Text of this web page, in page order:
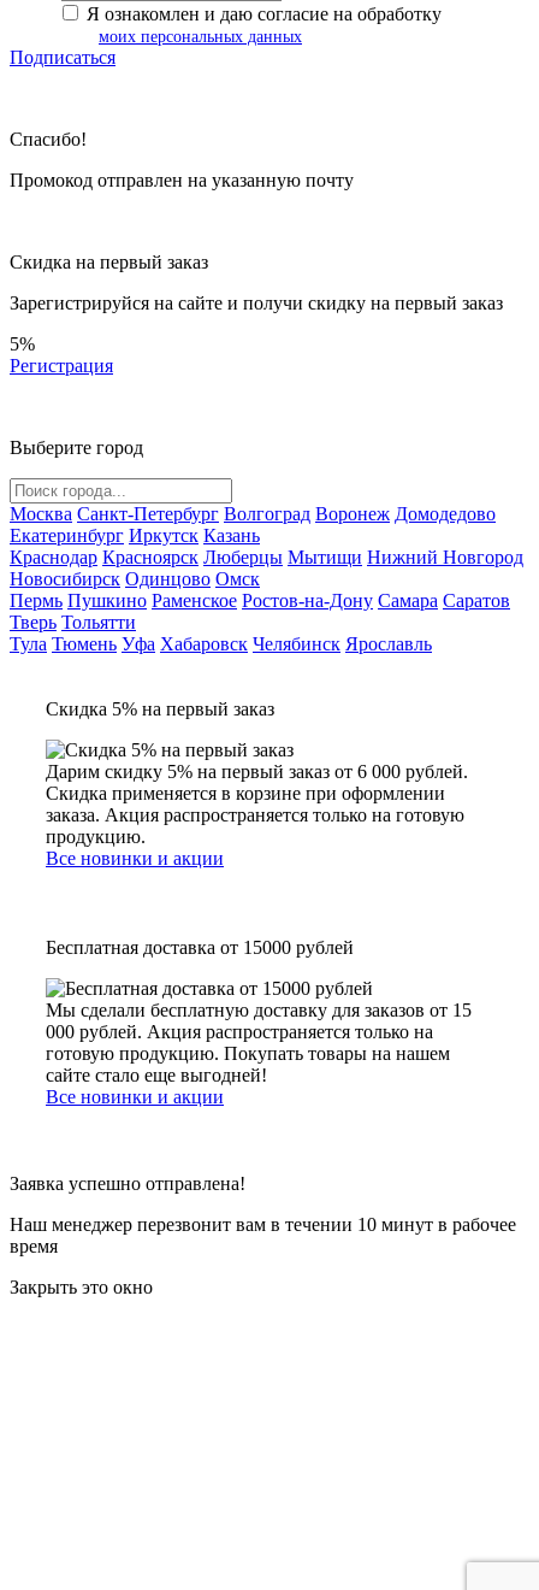
Я ознакомлен и даю согласие на обработку
моих персональных данных
Подписаться
Спасибо!
Промокод отправлен на указанную почту
Скидка на первый заказ
Зарегистрируйся на сайте и получи скидку на первый заказ
5%
Регистрация
Выберите город
Москва Санкт-Петербург Волгоград Воронеж Домодедово
Екатеринбург Иркутск Казань
Краснодар Красноярск Люберцы Мытищи Нижний Новгород
Новосибирск Одинцово Омск
Пермь Пушкино Раменское Ростов-на-Дону Самара Саратов
Тверь Тольятти
Тула Тюмень Уфа Хабаровск Челябинск Ярославль
Скидка 5% на первый заказ
Дарим скидку 5% на первый заказ от 6 000 рублей.
Скидка применяется в корзине при оформлении
заказа. Акция распространяется только на готовую
продукцию.
Все новинки и акции
Бесплатная доставка от 15000 рублей
Мы сделали бесплатную доставку для заказов от 15
000 рублей. Акция распространяется только на
готовую продукцию. Покупать товары на нашем
сайте стало еще выгодней!
Все новинки и акции
Заявка успешно отправлена!
Наш менеджер перезвонит вам в течении 10 минут в рабочее
время
Закрыть это окно